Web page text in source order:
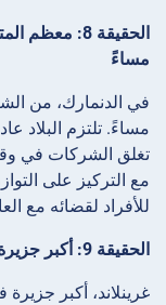
مساءً
مساءً. تلتزم البلاد
تغلق الشركات في
مع التركيز على
للأفراد لقضائه مع
الحقيقة 9: أكبر جزيرة في العالم تنتمي إلى الدنمارك
غرينلاند، أكبر